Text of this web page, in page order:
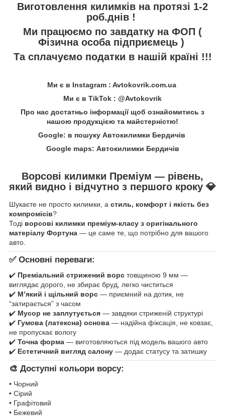
Виготовлення килимків на протязі 1-2
роб.днів !
Ми працюємо по завдатку на ФОП (
Фізична особа підприємець )
Та сплачуємо податки в нашій країні !!!
Ми є в Instagram : Avtokovrik.com.ua
Ми є в TikTok : @Avtokovrik
Про нас достатньо інформації щоб ознайомитись з
нашою продукцією та майстерністю!
Google: в пошуку Автокилимки Бердичів
Google maps: Автокилимки Бердичів
Ворсові килимки Преміум — рівень,
який видно і відчутно з першого кроку 💎
Шукаєте не просто килимки, а стиль, комфорт і якість без
компромісів?
Тоді ворсові килимки преміум-класу з оригінального
матеріалу Фортуна — це саме те, що потрібно для вашого
авто.
✅ Основні переваги:
✔️ Преміальний стрижений ворс товщиною 9 мм —
виглядає дорого, не збирає бруд, легко чиститься
✔️ М’який і щільний ворс — приємний на дотик, не
“затирається” з часом
✔️ Мусор не заплутується — завдяки стриженій структурі
✔️ Гумова (латексна) основа — надійна фіксація, не ковзає,
не пропускає вологу
✔️ Точна форма — виготовляються під модель вашого авто
✔️ Естетичний вигляд салону — додає статусу та затишку
🎨 Доступні кольори ворсу:
• Чорний
• Сірий
• Графітовий
• Бежевий